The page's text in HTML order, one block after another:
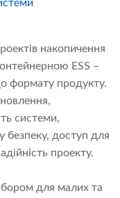
накопичення
ESS –
формату продукту.
системи,
доступ для
проекту.
для малих та